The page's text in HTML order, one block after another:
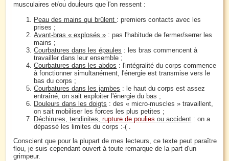
musculaires et/ou douleurs que l'on ressent :
Peau des mains qui brûlent : premiers contacts avec les
prises ;
Avant-bras « explosés » : pas l'habitude de fermer/serrer les
mains ;
Courbatures dans les épaules : les bras commencent à
travailler dans leur ensemble ;
Courbatures dans les abdos : l'intégralité du corps commence
à fonctionner simultanément, l'énergie est transmise vers le
bas du corps ;
Courbatures dans les jambes : le haut du corps est assez
entraîné, on sait exploiter l'énergie du bas ;
Douleurs dans les doigts : des « micro-muscles » travaillent,
on sait mobiliser les forces les plus petites ;
Déchirures, tendinites,rupture de poulies ou accident : on a
dépassé les limites du corps :-( .
Conscient que pour la plupart de mes lecteurs, ce texte peut paraître
flou, je suis cependant ouvert à toute remarque de la part d'un
grimpeur.